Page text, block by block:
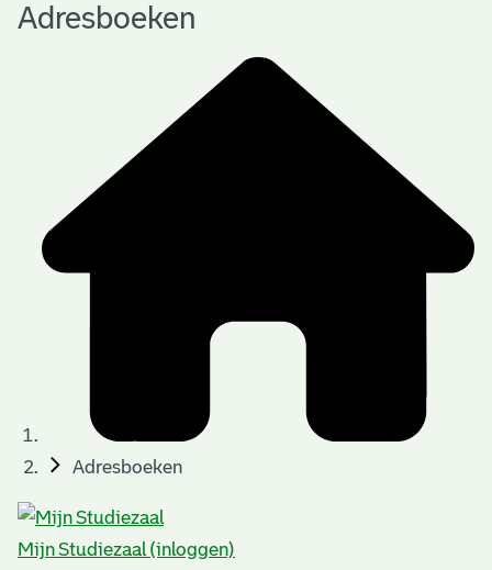
eAdresboeken
Adresboeken
Mijn Studiezaal (inloggen)